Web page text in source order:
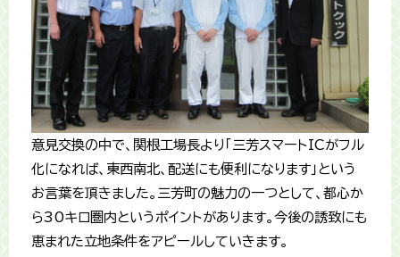
意見交換の中で、関根工場長より「三芳スマートICがフル
化になれば、東西南北、配送にも便利になります」という
お言葉を頂きました。三芳町の魅力の一つとして、都心か
ら30キロ圏内というポイントがあります。今後の誘致にも
恵まれた立地条件をアピールしていきます。